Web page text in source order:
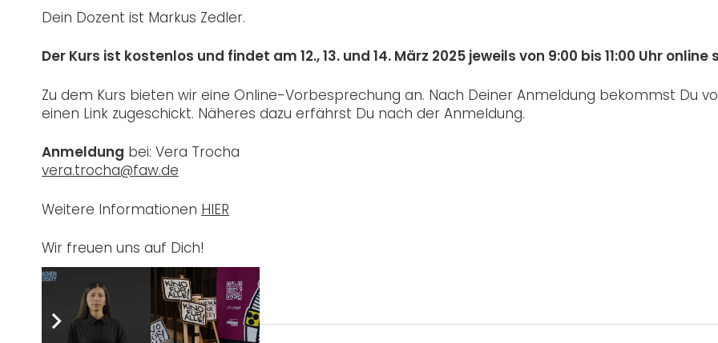
Dein Dozent ist Markus Zedler.
Der Kurs ist kostenlos und findet am 12., 13. und 14. März 2025 jeweils von 9:00 bis 11:00 Uhr
Zu dem Kurs bieten wir eine Online-Vorbesprechung an. Nach Deiner Anmeldung bekommst Du
einen Link zugeschickt. Näheres dazu erfährst Du nach der Anmeldung.
Anmeldung bei: Vera Trocha
vera.trocha@faw.de
Weitere Informationen HIER
Wir freuen uns auf Dich!
Post Views: 889